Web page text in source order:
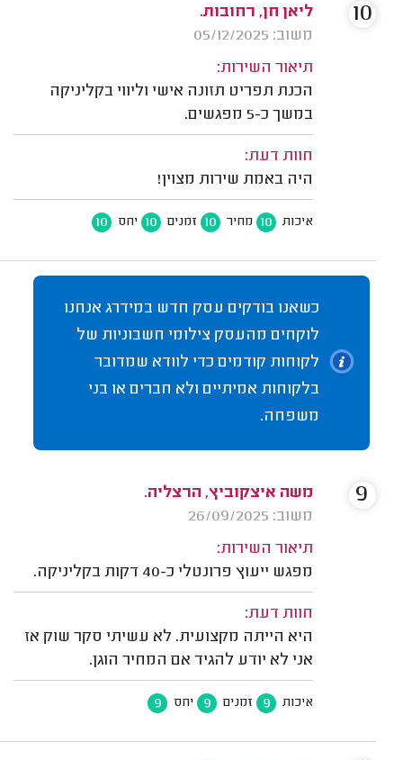
ליאן חן, רחובות.
משוב: 05/12/2025
תיאור השירות:
הכנת תפריט תזונה אישי וליווי בקליניקה
במשך כ-5 מפגשים.
חוות דעת:
היה באמת שירות מצוין!
איכות 10 מחיר 10 זמנים 10 יחס 10
10
כשאנו בודקים עסק חדש במידרג אנחנו
לוקחים מהעסק צילומי חשבוניות של
לקוחות קודמים כדי לוודא שמדובר
בלקוחות אמיתיים ולא חברים או בני
משפחה.
משה איצקוביץ, הרצליה.
משוב: 26/09/2025
תיאור השירות:
מפגש ייעוץ פרונטלי כ-40 דקות בקליניקה.
חוות דעת:
היא הייתה מקצועית. לא עשיתי סקר שוק אז
אני לא יודע להגיד אם המחיר הוגן.
איכות 9 זמנים 9 יחס 9
9